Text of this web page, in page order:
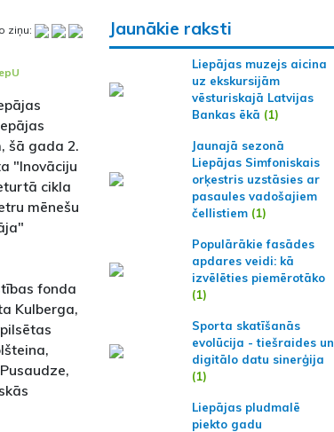
ziņu:
šā gada 2.
"Inovāciju
cikla
mēnešu
fonda
Kulberga,
Jaunākie raksti
Liepājas muzejs aicina
uz ekskursijām
vēsturiskajā Latvijas
Bankas ēkā (1)
Jaunajā sezonā
Liepājas Simfoniskais
orķestris uzstāsies ar
pasaules vadošajiem
čellistiem(1)
Populārākie fasādes
apdares veidi: kā
izvēlēties piemērotāko
(1)
Sporta skatīšanās
evolūcija - tiešraides un
digitālo datu sinerģija
(1)
Liepājas pludmalē
piekto gadu